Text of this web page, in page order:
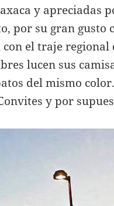
y apreciadas
por su gran gusto
el traje
lucen sus
del mismo
y por